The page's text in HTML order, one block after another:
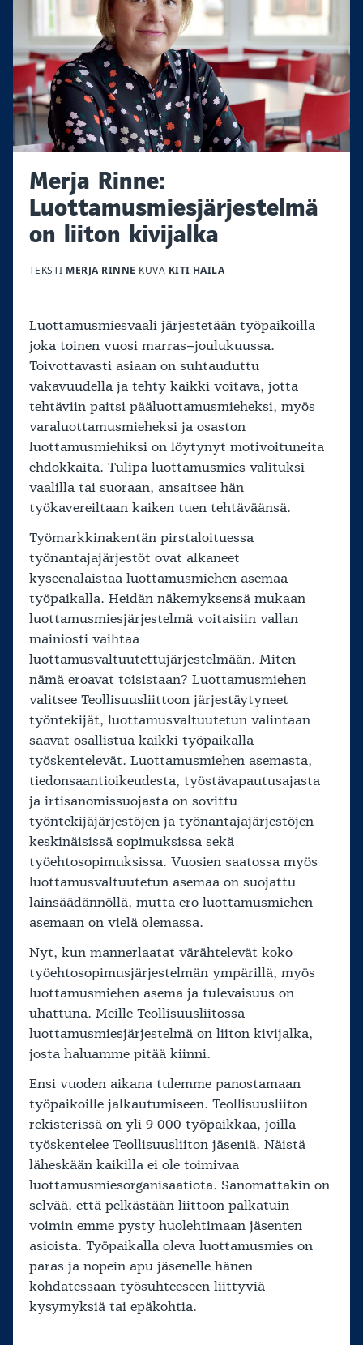
Merja Rinne:
Luottamusmiesjärjestelmä
on liiton kivijalka
TEKSTI MERJA RINNE KUVA KITI HAILA
Luottamusmiesvaali järjestetään työpaikoilla
joka toinen vuosi marras–joulukuussa.
Toivottavasti asiaan on suhtauduttu
vakavuudella ja tehty kaikki voitava, jotta
tehtäviin paitsi pääluottamusmieheksi, myös
varaluottamusmieheksi ja osaston
luottamusmiehiksi on löytynyt motivoituneita
ehdokkaita. Tulipa luottamusmies valituksi
vaalilla tai suoraan, ansaitsee hän
työkavereiltaan kaiken tuen tehtäväänsä.
Työmarkkinakentän pirstaloituessa
työnantajajärjestöt ovat alkaneet
kyseenalaistaa luottamusmiehen asemaa
työpaikalla. Heidän näkemyksensä mukaan
luottamusmiesjärjestelmä voitaisiin vallan
mainiosti vaihtaa
luottamusvaltuutettujärjestelmään. Miten
nämä eroavat toisistaan? Luottamusmiehen
valitsee Teollisuusliittoon järjestäytyneet
työntekijät, luottamusvaltuutetun valintaan
saavat osallistua kaikki työpaikalla
työskentelevät. Luottamusmiehen asemasta,
tiedonsaantioikeudesta, työstävapautusajasta
ja irtisanomissuojasta on sovittu
työntekijäjärjestöjen ja työnantajajärjestöjen
keskinäisissä sopimuksissa sekä
työehtosopimuksissa. Vuosien saatossa myös
luottamusvaltuutetun asemaa on suojattu
lainsäädännöllä, mutta ero luottamusmiehen
asemaan on vielä olemassa.
Nyt, kun mannerlaatat värähtelevät koko
työehtosopimusjärjestelmän ympärillä, myös
luottamusmiehen asema ja tulevaisuus on
uhattuna. Meille Teollisuusliitossa
luottamusmiesjärjestelmä on liiton kivijalka,
josta haluamme pitää kiinni.
Ensi vuoden aikana tulemme panostamaan
työpaikoille jalkautumiseen. Teollisuusliiton
rekisterissä on yli 9 000 työpaikkaa, joilla
työskentelee Teollisuusliiton jäseniä. Näistä
läheskään kaikilla ei ole toimivaa
luottamusmiesorganisaatiota. Sanomattakin on
selvää, että pelkästään liittoon palkatuin
voimin emme pysty huolehtimaan jäsenten
asioista. Työpaikalla oleva luottamusmies on
paras ja nopein apu jäsenelle hänen
kohdatessaan työsuhteeseen liittyviä
kysymyksiä tai epäkohtia.